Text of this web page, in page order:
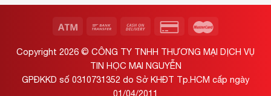
Copyright 2026 © CÔNG TY TNHH THƯƠNG MẠI DỊCH VỤ
TIN HỌC MAI NGUYỄN
GPĐKKD số 0310731352 do Sở KHĐT Tp.HCM cấp ngày
01/04/2011